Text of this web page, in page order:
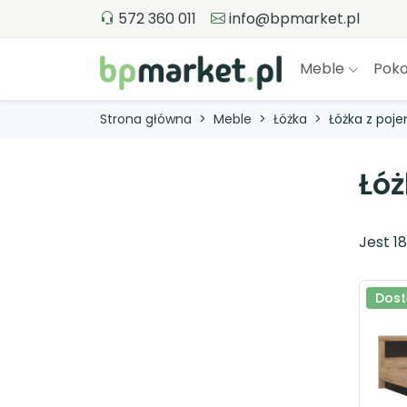
572 360 011 info@bpmarket.pl
Meble
Strona główna Meble Łóżka Łóżka z
Jest